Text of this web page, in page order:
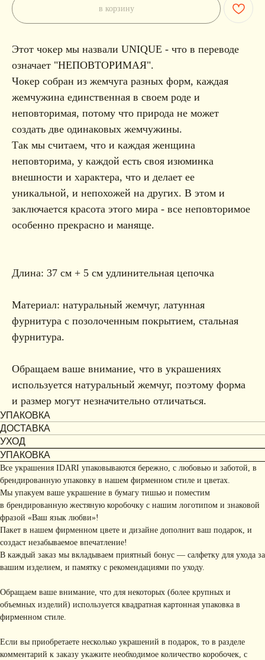
в корзину
Этот чокер мы назвали UNIQUE - что в переводе
означает "НЕПОВТОРИМАЯ".
Чокер собран из жемчуга разных форм, каждая
жемчужина единственная в своем роде и
неповторимая, потому что природа не может
создать две одинаковых жемчужины.
Так мы считаем, что и каждая женщина
неповторима, у каждой есть своя изюминка
внешности и характера, что и делает ее
уникальной, и непохожей на других. В этом и
заключается красота этого мира - все неповторимое
особенно прекрасно и маняще.
Длина: 37 см + 5 см удлинительная цепочка
Материал: натуральный жемчуг, латунная
фурнитура с позолоченным покрытием, стальная
фурнитура.
Обращаем ваше внимание, что в украшениях
используется натуральный жемчуг, поэтому форма
и размер могут незначительно отличаться.
УПАКОВКА
ДОСТАВКА
УХОД
УПАКОВКА
Все украшения IDARI упаковываются бережно, с любовью и заботой, в
брендированную упаковку в нашем фирменном стиле и цветах.
Мы упакуем ваше украшение в бумагу тишью и поместим
в брендированную жестяную коробочку с нашим логотипом и знаковой
фразой «Ваш язык любви»!
Пакет в нашем фирменном цвете и дизайне дополнит ваш подарок, и
создаст незабываемое впечатление!
В каждый заказ мы вкладываем приятный бонус — салфетку для ухода за
вашим изделием, и памятку с рекомендациями по уходу.
Обращаем ваше внимание, что для некоторых (более крупных и
объемных изделий) используется квадратная картонная упаковка в
фирменном стиле.
Если вы приобретаете несколько украшений в подарок, то в разделе
комментарий к заказу укажите необходимое количество коробочек, с